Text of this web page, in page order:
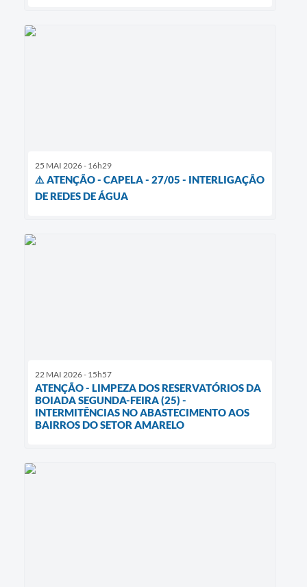
25 MAI 2026 - 16h29
⚠️ ATENÇÃO - CAPELA - 27/05 - INTERLIGAÇÃO
DE REDES DE ÁGUA
22 MAI 2026 - 15h57
ATENÇÃO - LIMPEZA DOS RESERVATÓRIOS DA
BOIADA SEGUNDA-FEIRA (25) -
INTERMITÊNCIAS NO ABASTECIMENTO AOS
BAIRROS DO SETOR AMARELO